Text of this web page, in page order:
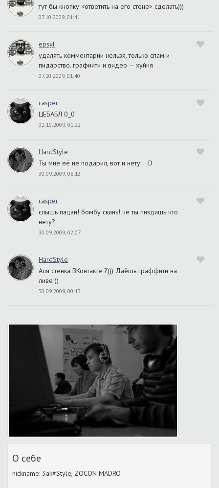
тут бы кнопку <ответить на его стене> сделать)))
07.10.2009, 01:41
epsyl
удалять комментарии нельзя, только спам и
пидарство. графиити и видео — хуйня
07.10.2009, 01:40
casper
ЦЕБАБЛ 0_0
02.10.2009, 01:22
HardStyle
Ты мне её не подарил, вот и нету… :D
30.09.2009, 08:13
casper
слышь пацан! бомбу скинь! че ты пиздишь что
нету?
30.09.2009, 02:07
HardStyle
Аля стенка ВКонтакте ?))) Даёшь граффити на
ливе!))
30.09.2009, 00:13
О себе
nickname: 3ak#Style, ZOCON MADRO